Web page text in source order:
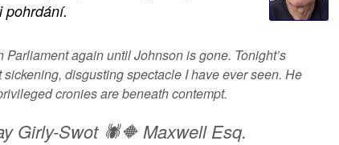
pohrdání.
Parliament again until Johnson is gone. Tonight’s
disgusting spectacle I have ever seen. He
cronies are beneath contempt.
Girly-Swot 🕷🔶 Maxwell Esq.